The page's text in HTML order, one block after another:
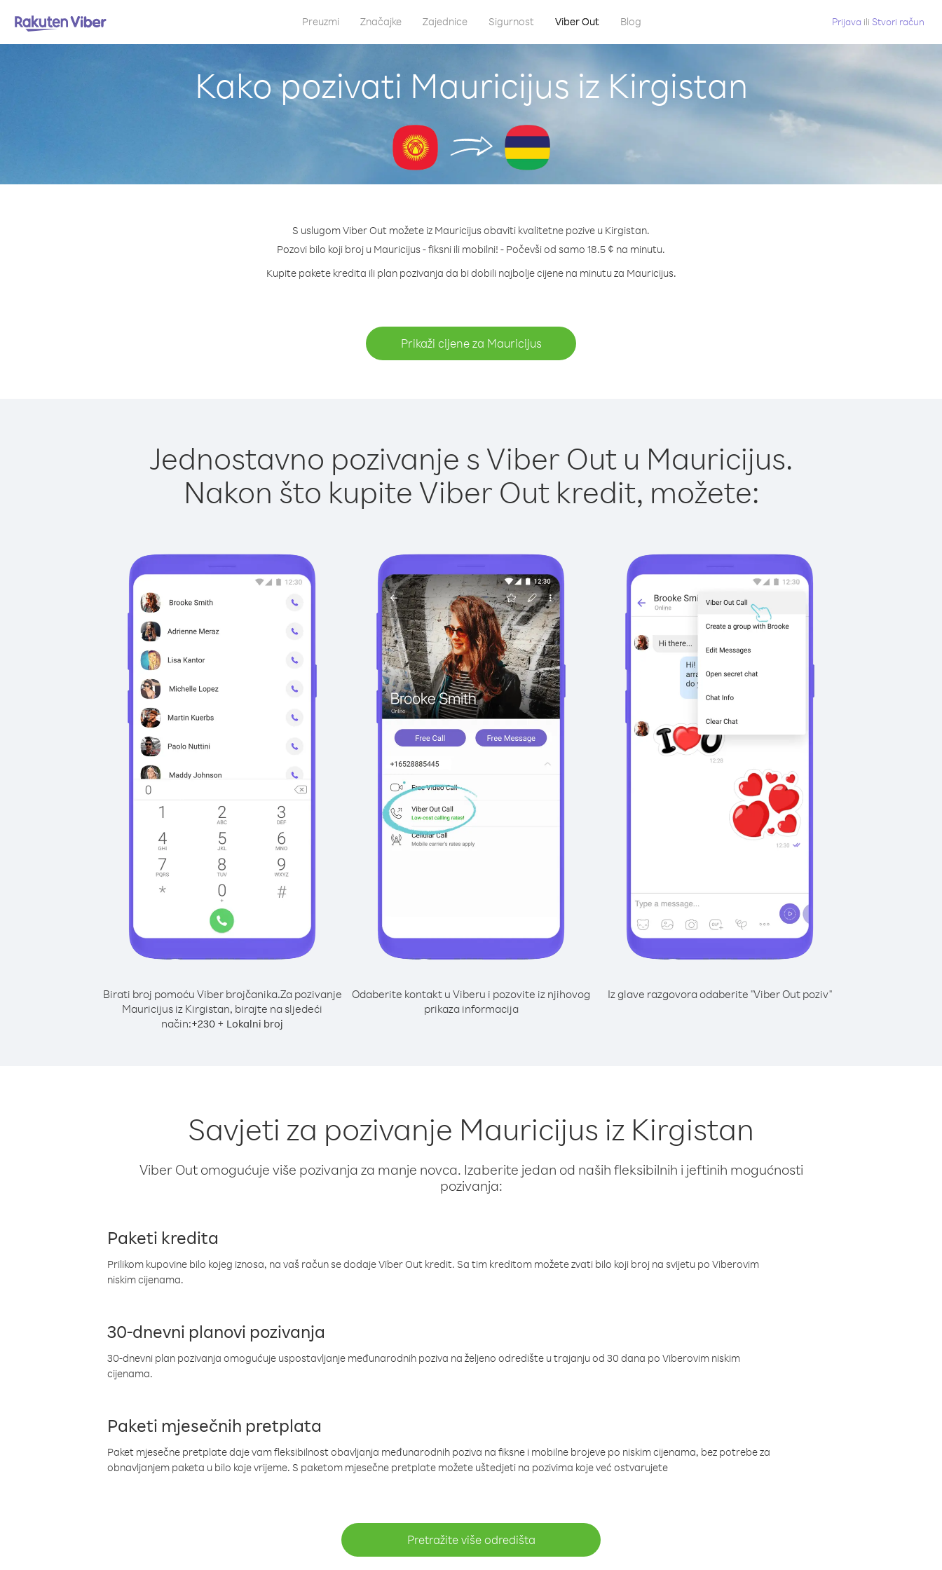
Preuzmi Značajke Zajednice Sigurnost Viber Out Blog Prijava ili Stvori račun
Kako pozivati Mauricijus iz Kirgistan
S uslugom Viber Out možete iz Mauricijus obaviti kvalitetne pozive u Kirgistan.
Pozovi bilo koji broj u Mauricijus - fiksni ili mobilni! - Počevši od samo 18.5 ¢ na minutu.
Kupite pakete kredita ili plan pozivanja da bi dobili najbolje cijene na minutu za Mauricijus.
Prikaži cijene za Mauricijus
Jednostavno pozivanje s Viber Out u Mauricijus.
Nakon što kupite Viber Out kredit, možete:
Birati broj pomoću Viber brojčanika.Za pozivanje
Mauricijus iz Kirgistan, birajte na sljedeći
način:+230 + Lokalni broj
Odaberite kontakt u Viberu i pozovite iz njihovog
prikaza informacija
Iz glave razgovora odaberite "Viber Out poziv"
Savjeti za pozivanje Mauricijus iz Kirgistan
Viber Out omogućuje više pozivanja za manje novca. Izaberite jedan od naših fleksibilnih i jeftinih mogućnosti
pozivanja:
Paketi kredita
Prilikom kupovine bilo kojeg iznosa, na vaš račun se dodaje Viber Out kredit. Sa tim kreditom možete zvati bilo koji broj na svijetu po Viberovim
niskim cijenama.
30-dnevni planovi pozivanja
30-dnevni plan pozivanja omogućuje uspostavljanje međunarodnih poziva na željeno odredište u trajanju od 30 dana po Viberovim niskim
cijenama.
Paketi mjesečnih pretplata
Paket mjesečne pretplate daje vam fleksibilnost obavljanja međunarodnih poziva na fiksne i mobilne brojeve po niskim cijenama, bez potrebe za
obnavljanjem paketa u bilo koje vrijeme. S paketom mjesečne pretplate možete uštedjeti na pozivima koje već ostvarujete
Pretražite više odredišta